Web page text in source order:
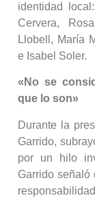
identidad
Cervera,
Llobell, María
e Isabel Soler.
«No se
que lo son»
Durante la
Garrido,
por un hilo
Garrido señaló